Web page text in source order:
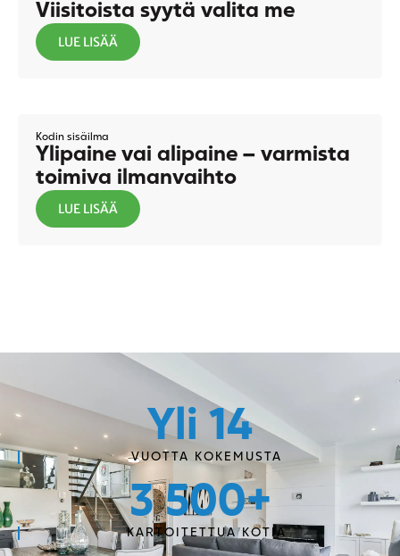
Viisitoista syytä valita me
LUE LISÄÄ
Kodin sisäilma
Ylipaine vai alipaine – varmista
toimiva ilmanvaihto
LUE LISÄÄ
Yli 14
VUOTTA KOKEMUSTA
3 500+
KARTOITETTUA KOTIA